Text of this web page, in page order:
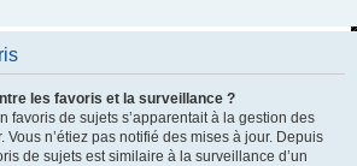
les favoris et la surveillance ?
favoris de sujets s’apparentait à la gestion des
Vous n’étiez pas notifié des mises à jour. Depuis
de sujets est similaire à la surveillance d’un